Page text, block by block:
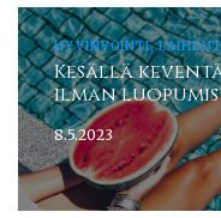
HYVINVOINTI,
Kesällä
ilman
8.5.2023